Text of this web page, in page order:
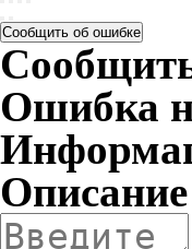
Сообщить об ошибке
Ошибка